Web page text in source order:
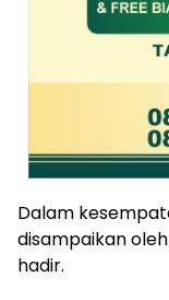
Dalam
disampaikan
hadir.